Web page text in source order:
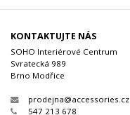
KONTAKTUJTE NÁS
SOHO Interiérové Centrum
Svratecká 989
Brno Modřice
prodejna@accessories.cz
547 213 678